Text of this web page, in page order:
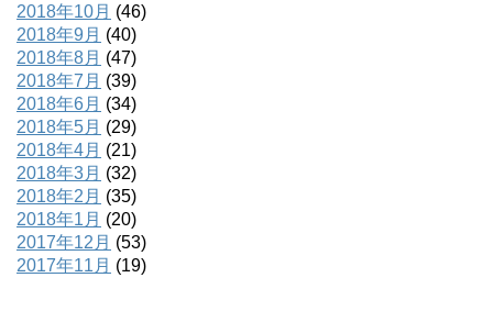
2018年10月 (46)
2018年9月 (40)
2018年8月 (47)
2018年7月 (39)
2018年6月 (34)
2018年5月 (29)
2018年4月 (21)
2018年3月 (32)
2018年2月 (35)
2018年1月 (20)
2017年12月 (53)
2017年11月 (19)